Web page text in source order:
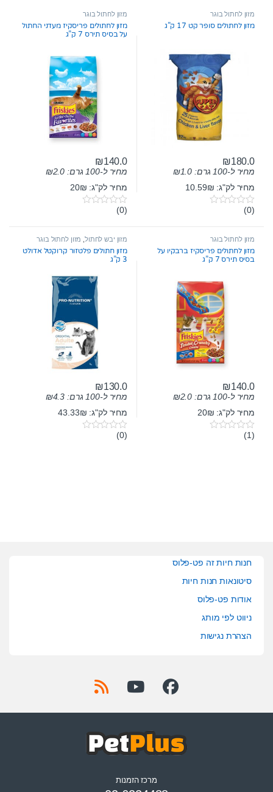
מזון לחתול בוגר
מזון לחתולים סופר קט 17 ק”ג
₪180.0
מחיר ל-100 גרם: ₪1.0
מחיר לק"ג: 10.59₪
0
t
f
5
(0)
מזון לחתול בוגר
מזון לחתולים פריסקיז מעדני החתול
על בסיס תירס 7 ק”ג
₪140.0
מחיר ל-100 גרם: ₪2.0
מחיר לק"ג: 20₪
0
t
f
5
(0)
מזון לחתול בוגר
מזון לחתולים פריסקיז ברבקיו על
בסיס תירס 7 ק”ג
₪140.0
מחיר ל-100 גרם: ₪2.0
מחיר לק"ג: 20₪
0(1)
מזון יבש לחתול מזון לחתול בוגר
מזון חתולים פלטזור קרוקטל אדולט
3 ק”ג
₪130.0
מחיר ל-100 גרם: ₪4.3
מחיר לק"ג: 43.33₪
0(0)
חנות חיות זה פט-פלוס
סיטונאות חנות חיות
אודות פט-פלוס
ניווט לפי מותג
הצהרת נגישות
מרכז הזמנות